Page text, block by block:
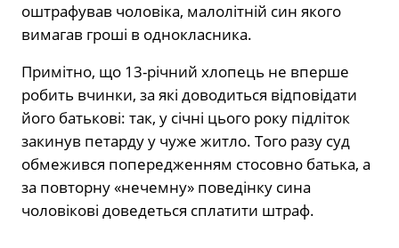
оштрафував чоловіка, малолітній син якого
вимагав гроші в однокласника.
Примітно, що 13-річний хлопець не вперше
робить вчинки, за які доводиться відповідати
його батькові: так, у січні цього року підліток
закинув петарду у чуже житло. Того разу суд
обмежився попередженням стосовно батька, а
за повторну «нечемну» поведінку сина
чоловікові доведеться сплатити штраф.